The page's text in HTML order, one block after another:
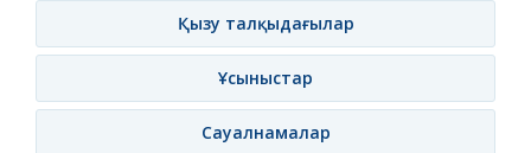
Қызу талқыдағылар
Ұсыныстар
Сауалнамалар